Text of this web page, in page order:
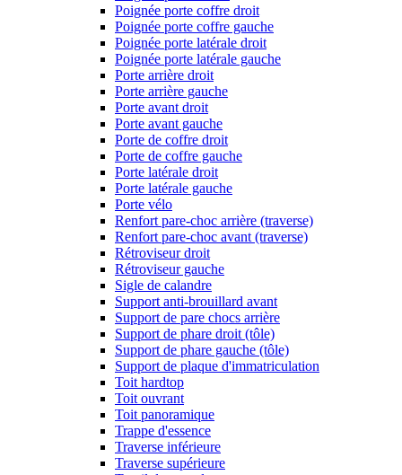
Poignée porte coffre droit
Poignée porte coffre gauche
Poignée porte latérale droit
Poignée porte latérale gauche
Porte arrière droit
Porte arrière gauche
Porte avant droit
Porte avant gauche
Porte de coffre droit
Porte de coffre gauche
Porte latérale droit
Porte latérale gauche
Porte vélo
Renfort pare-choc arrière (traverse)
Renfort pare-choc avant (traverse)
Rétroviseur droit
Rétroviseur gauche
Sigle de calandre
Support anti-brouillard avant
Support de pare chocs arrière
Support de phare droit (tôle)
Support de phare gauche (tôle)
Support de plaque d'immatriculation
Toit hardtop
Toit ouvrant
Toit panoramique
Trappe d'essence
Traverse inférieure
Traverse supérieure